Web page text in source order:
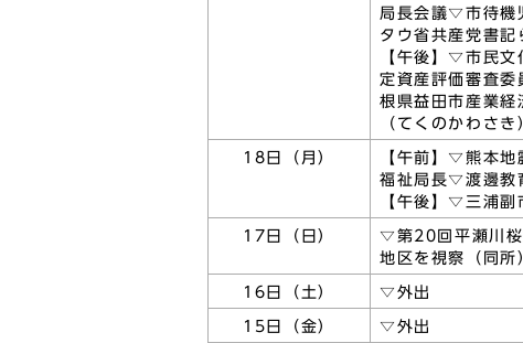
局長会議▽市待機
タウ省共産党書
【午後】▽市民
定資産評価審査
根県益田市産業
（てくのかわさき
18日（月）
【午前】▽熊本
福祉局長▽渡邊教
【午後】▽三浦
17日（日）
▽第20回平瀬川
地区を視察（同
16日（土） ▽外出
15日（金） ▽外出